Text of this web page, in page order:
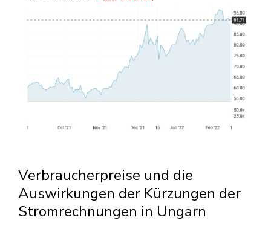
Verbraucherpreise und die
Auswirkungen der Kürzungen der
Stromrechnungen in Ungarn